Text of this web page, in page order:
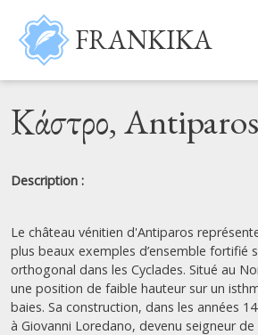
Aller au contenu principal
FRANKIKA
Κάστρο, Antiparos
Description :
Le château vénitien d'Antiparos
plus beaux exemples d’ensemble fortifié
orthogonal dans les Cyclades. Situé au
une position de faible hauteur sur un
baies. Sa construction, dans les années
à Giovanni Loredano, devenu seigneur de